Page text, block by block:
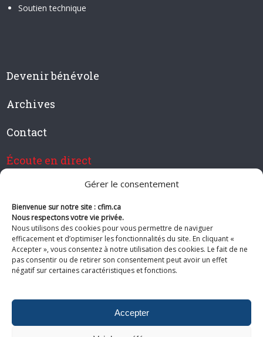
Gérer le consentement
Bienvenue sur notre site : cfim.ca
Nous respectons votre vie privée.
Nous utilisons des cookies pour vous permettre de naviguer
efficacement et d’optimiser les fonctionnalités du site. En cliquant «
Accepter », vous consentez à notre utilisation des cookies. Le fait de ne
pas consentir ou de retirer son consentement peut avoir un effet
négatif sur certaines caractéristiques et fonctions.
Accepter
Soutien technique
Devenir bénévole
Archives
Contact
Écoute en direct
Devenir membre de CFIM
Suivez-nous